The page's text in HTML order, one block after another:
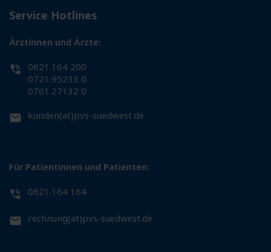
Service Hotlines
Ärztinnen und Ärzte:
0621.164 200
0721.95233 0
0761.27132 0
kunden(at)pvs-suedwest.de
Für Patientinnen und Patienten:
0621.164 164
rechnung(at)pvs-suedwest.de